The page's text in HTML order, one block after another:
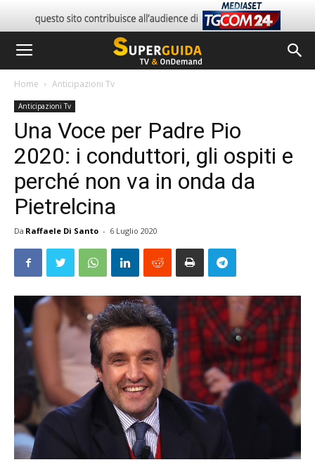
Home Anticipazioni Tv
Anticipazioni Tv
Una Voce per Padre Pio
2020: i conduttori, gli ospiti e
perché non va in onda da
Pietrelcina
Da Raffaele Di Santo - 6 Luglio 2020